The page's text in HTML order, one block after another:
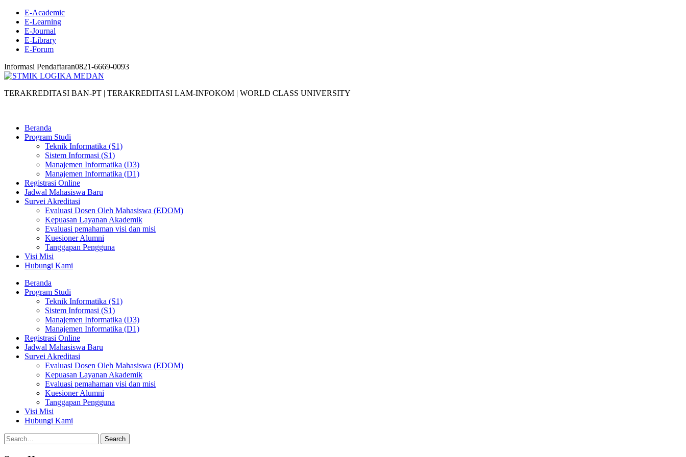
E-Academic
E-Learning
E-Journal
E-Library
E-Forum
Informasi Pendaftaran0821-6669-0093
TERAKREDITASI BAN-PT | TERAKREDITASI LAM-INFOKOM | WORLD CLASS UNIVERSITY
Beranda
Program Studi
Teknik Informatika (S1)
Sistem Informasi (S1)
Manajemen Informatika (D3)
Manajemen Informatika (D1)
Registrasi Online
Jadwal Mahasiswa Baru
Survei Akreditasi
Evaluasi Dosen Oleh Mahasiswa (EDOM)
Kepuasan Layanan Akademik
Evaluasi pemahaman visi dan misi
Kuesioner Alumni
Tanggapan Pengguna
Visi Misi
Hubungi Kami
Beranda
Program Studi
Teknik Informatika (S1)
Sistem Informasi (S1)
Manajemen Informatika (D3)
Manajemen Informatika (D1)
Registrasi Online
Jadwal Mahasiswa Baru
Survei Akreditasi
Evaluasi Dosen Oleh Mahasiswa (EDOM)
Kepuasan Layanan Akademik
Evaluasi pemahaman visi dan misi
Kuesioner Alumni
Tanggapan Pengguna
Visi Misi
Hubungi Kami